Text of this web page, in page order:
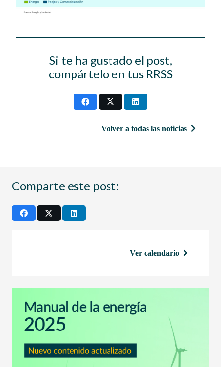
Si te ha gustado el post,
compártelo en tus RRSS
Volver a todas las noticias
Comparte este post:
Ver calendario